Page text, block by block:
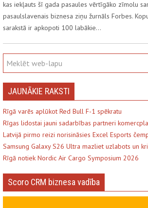
kas iekļauts šī gada pasaules vērtīgāko zīmolu
pasaulslavenais biznesa ziņu žurnāls Forbes.
sarakstā ir apkopoti 100 labākie…
JAUNĀKIE RAKSTI
Rīgā varēs aplūkot Red Bull F-1 spēkratu
Rīgas lidostai jauni sadarbības partneri
Latvijā pirmo reizi norisināsies Excel Esports
Samsung Galaxy S26 Ultra mazliet uzlabots un
Rīgā notiek Nordic Air Cargo Symposium 2026
Scoro CRM biznesa vadība